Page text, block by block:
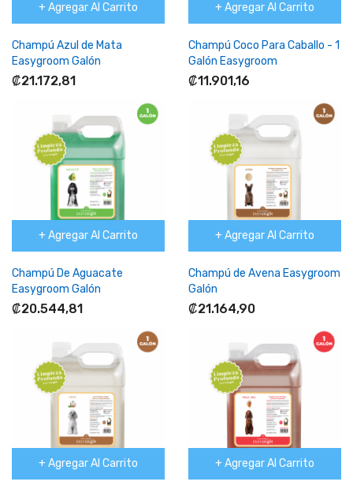
+ Agregar Al Carrito
Champú Azul de Mata
Easygroom Galón
₡21.172,81
+ Agregar Al Carrito
Champú Coco Para Caballo - 1
Galón Easygroom
₡11.901,16
+ Agregar Al Carrito
Champú De Aguacate
Easygroom Galón
₡20.544,81
+ Agregar Al Carrito
Champú de Avena Easygroom
Galón
₡21.164,90
+ Agregar Al Carrito + Agregar Al Carrito